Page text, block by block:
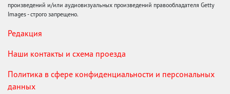
произведений и/или аудиовизуальных произведений правообладателя Getty
Images - строго запрещено.
Редакция
Наши контакты и схема проезда
Политика в сфере конфиденциальности и персональных
данных